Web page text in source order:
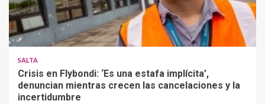
SALTA
Crisis en Flybondi: ‘Es una estafa implícita’,
denuncian mientras crecen las cancelaciones y la
incertidumbre